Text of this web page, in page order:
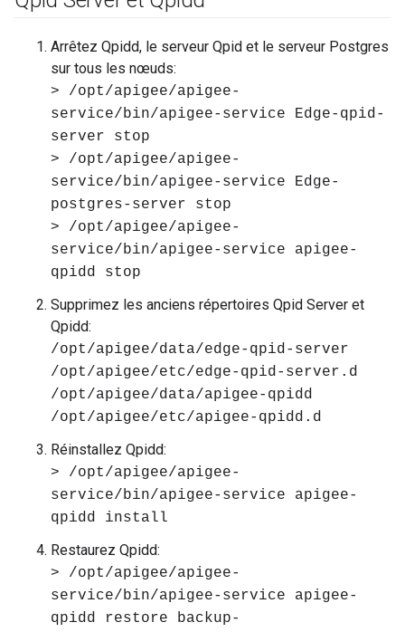
Arrêtez Qpidd, le serveur Qpid et le serveur Postgres
sur tous les nœuds:
> /opt/apigee/apigee-
service/bin/apigee-service Edge-qpid-
server stop
> /opt/apigee/apigee-
service/bin/apigee-service Edge-
postgres-server stop
> /opt/apigee/apigee-
service/bin/apigee-service apigee-
qpidd stop
Supprimez les anciens répertoires Qpid Server et
Qpidd:
/opt/apigee/data/edge-qpid-server
/opt/apigee/etc/edge-qpid-server.d
/opt/apigee/data/apigee-qpidd
/opt/apigee/etc/apigee-qpidd.d
Réinstallez Qpidd:
> /opt/apigee/apigee-
service/bin/apigee-service apigee-
qpidd install
Restaurez Qpidd:
> /opt/apigee/apigee-
service/bin/apigee-service apigee-
qpidd restore backup-